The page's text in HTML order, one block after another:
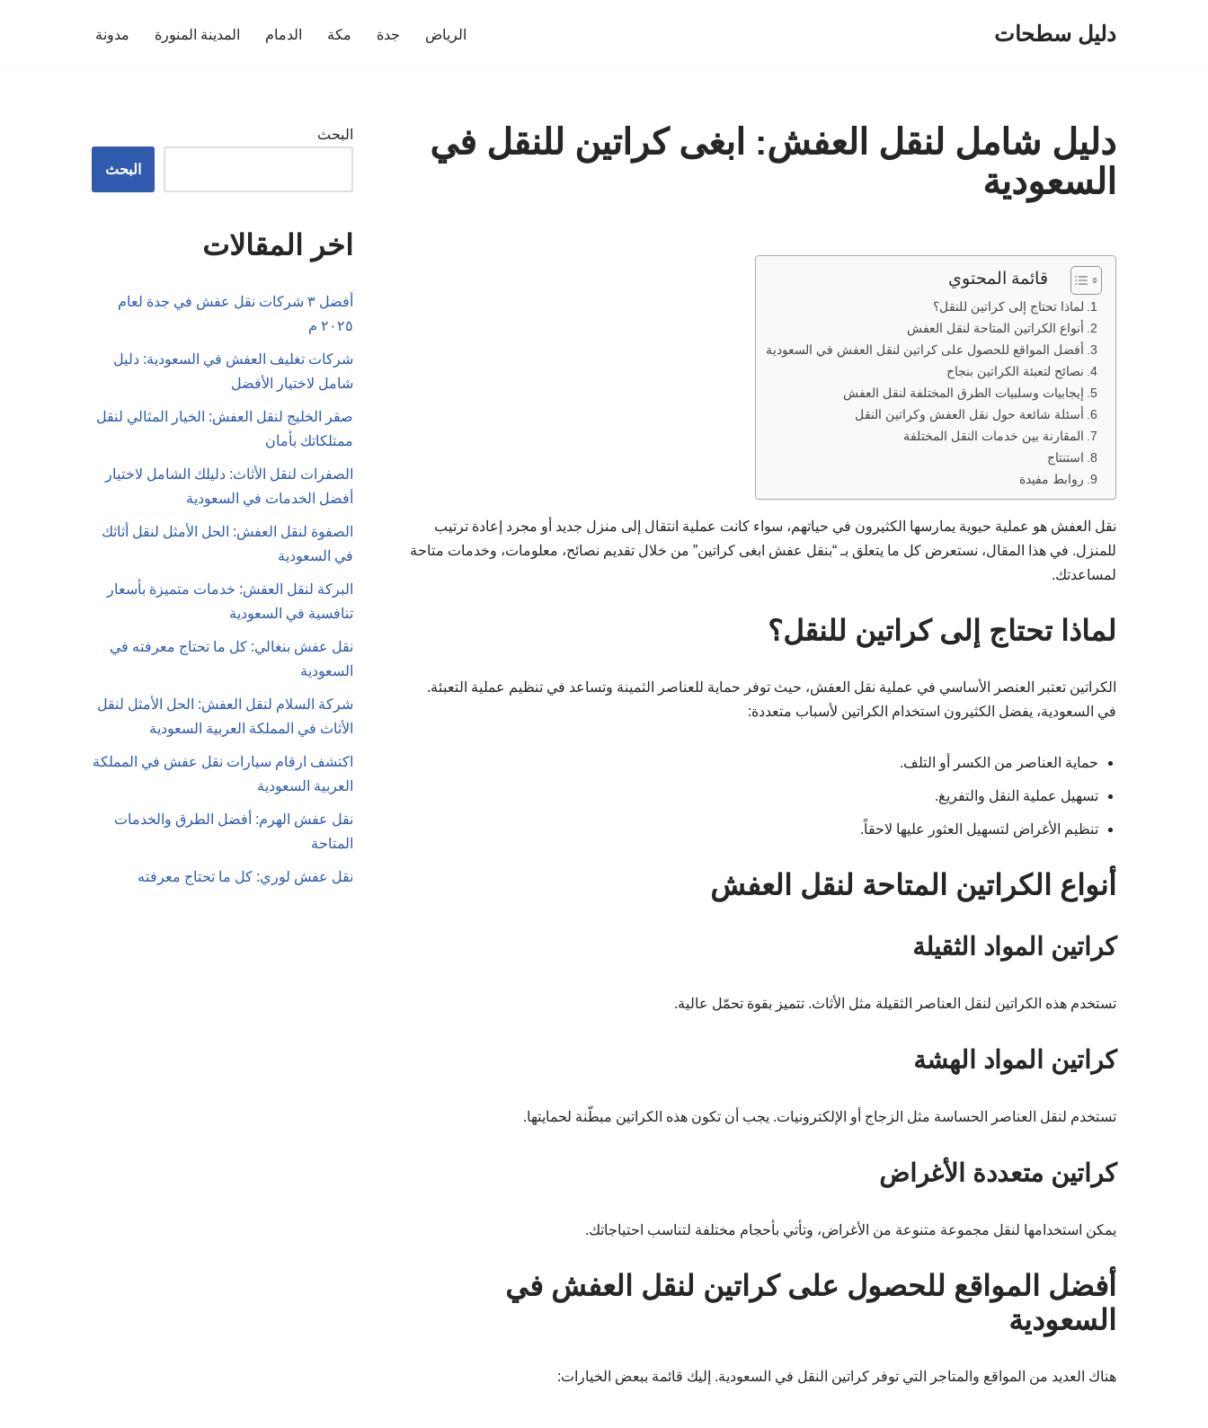
دليل سطحات الرياض جدة مكة الدمام المدينة المنورة مدونة
دليل شامل لنقل العفش: ابغى كراتين للنقل في
السعودية
قائمة المحتوي
لماذا تحتاج إلى كراتين للنقل؟
أنواع الكراتين المتاحة لنقل العفش
أفضل المواقع للحصول على كراتين لنقل العفش في السعودية
نصائح لتعبئة الكراتين بنجاح
إيجابيات وسلبيات الطرق المختلفة لنقل العفش
أسئلة شائعة حول نقل العفش وكراتين النقل
المقارنة بين خدمات النقل المختلفة
استنتاج
روابط مفيدة
نقل العفش هو عملية حيوية يمارسها الكثيرون في حياتهم، سواء كانت عملية انتقال إلى منزل جديد أو مجرد إعادة ترتيب
للمنزل. في هذا المقال، نستعرض كل ما يتعلق بـ “بنقل عفش ابغى كراتين” من خلال تقديم نصائح، معلومات، وخدمات متاحة
لمساعدتك.
لماذا تحتاج إلى كراتين للنقل؟
الكراتين تعتبر العنصر الأساسي في عملية نقل العفش، حيث توفر حماية للعناصر الثمينة وتساعد في تنظيم عملية التعبئة.
في السعودية، يفضل الكثيرون استخدام الكراتين لأسباب متعددة:
حماية العناصر من الكسر أو التلف.
تسهيل عملية النقل والتفريغ.
تنظيم الأغراض لتسهيل العثور عليها لاحقاً.
أنواع الكراتين المتاحة لنقل العفش
كراتين المواد الثقيلة
تستخدم هذه الكراتين لنقل العناصر الثقيلة مثل الأثاث. تتميز بقوة تحمّل عالية.
كراتين المواد الهشة
تستخدم لنقل العناصر الحساسة مثل الزجاج أو الإلكترونيات. يجب أن تكون هذه الكراتين مبطّنة لحمايتها.
كراتين متعددة الأغراض
يمكن استخدامها لنقل مجموعة متنوعة من الأغراض، وتأتي بأحجام مختلفة لتناسب احتياجاتك.
أفضل المواقع للحصول على كراتين لنقل العفش في
السعودية
هناك العديد من المواقع والمتاجر التي توفر كراتين النقل في السعودية. إليك قائمة ببعض الخيارات:
البحث
البحث
اخر المقالات
أفضل ٣ شركات نقل عفش في جدة لعام
٢٠٢٥ م
شركات تغليف العفش في السعودية: دليل
شامل لاختيار الأفضل
صقر الخليج لنقل العفش: الخيار المثالي لنقل
ممتلكاتك بأمان
الصفرات لنقل الأثاث: دليلك الشامل لاختيار
أفضل الخدمات في السعودية
الصفوة لنقل العفش: الحل الأمثل لنقل أثاثك
في السعودية
البركة لنقل العفش: خدمات متميزة بأسعار
تنافسية في السعودية
نقل عفش بنغالي: كل ما تحتاج معرفته في
السعودية
شركة السلام لنقل العفش: الحل الأمثل لنقل
الأثاث في المملكة العربية السعودية
اكتشف ارقام سيارات نقل عفش في المملكة
العربية السعودية
نقل عفش الهرم: أفضل الطرق والخدمات
المتاحة
نقل عفش لوري: كل ما تحتاج معرفته